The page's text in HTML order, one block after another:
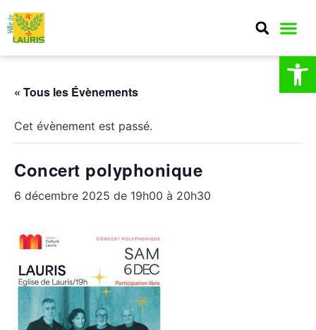
« Tous les Évènements
Cet évènement est passé.
Concert polyphonique
6 décembre 2025 de 19h00 à 20h30